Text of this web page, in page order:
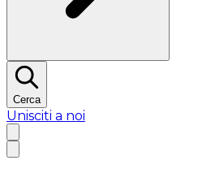
Cerca
Unisciti a noi